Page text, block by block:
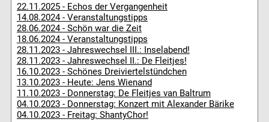
22.11.2025 - Echos der Vergangenheit
14.08.2024 - Veranstaltungstipps
28.06.2024 - Schön war die Zeit
18.06.2024 - Veranstaltungstipps
28.11.2023 - Jahreswechsel III.: Inselabend!
28.11.2023 - Jahreswechsel II.: De Fleitjes!
16.10.2023 - Schönes Dreiviertelstündchen
13.10.2023 - Heute: Jens Wienand
11.10.2023 - Donnerstag: De Fleitjes van Baltrum
04.10.2023 - Donnerstag: Konzert mit Alexander Bärike
04.10.2023 - Freitag: ShantyChor!